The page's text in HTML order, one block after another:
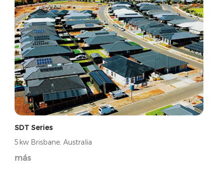
SDT Series
5kw Brisbane, Australia
más